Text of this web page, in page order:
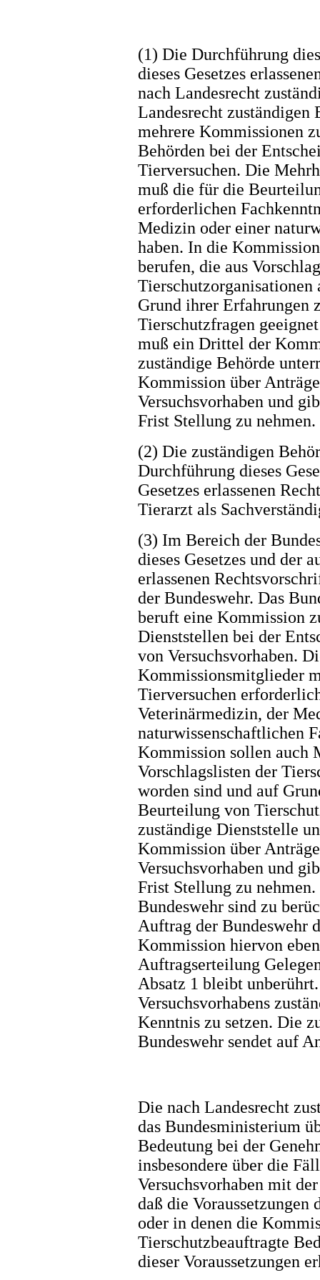
(1) Die Durchführung
dieses Gesetzes
nach Landesrecht
Landesrecht zuständigen
mehrere Kommissionen
Behörden bei der
Tierversuchen. Die
muß die für die
erforderlichen
Medizin oder einer
haben. In die
berufen, die aus
Tierschutzorganisationen
Grund ihrer Erfahrungen
Tierschutzfragen
muß ein Drittel der
zuständige Behörde
Kommission über
Versuchsvorhaben und
Frist Stellung zu nehmen.
(2) Die zuständigen
Durchführung dieses
Gesetzes erlassenen
Tierarzt als
(3) Im Bereich der
dieses Gesetzes und der
erlassenen
der Bundeswehr. Das
beruft eine Kommission
Dienststellen bei der
von Versuchsvorhaben.
Kommissionsmitglieder
Tierversuchen
Veterinärmedizin, der
naturwissenschaftlichen
Kommission sollen auch
Vorschlagslisten der
worden sind und auf
Beurteilung von
zuständige Dienststelle
Kommission über
Versuchsvorhaben und
Frist Stellung zu
Bundeswehr sind zu
Auftrag der Bundeswehr
Kommission hiervon
Auftragserteilung
Absatz 1 bleibt
Versuchsvorhabens
Kenntnis zu setzen. Die
Bundeswehr sendet auf
Die nach Landesrecht
das Bundesministerium
Bedeutung bei der
insbesondere über die
Versuchsvorhaben mit
daß die
oder in denen die
Tierschutzbeauftragte
dieser Voraussetzungen